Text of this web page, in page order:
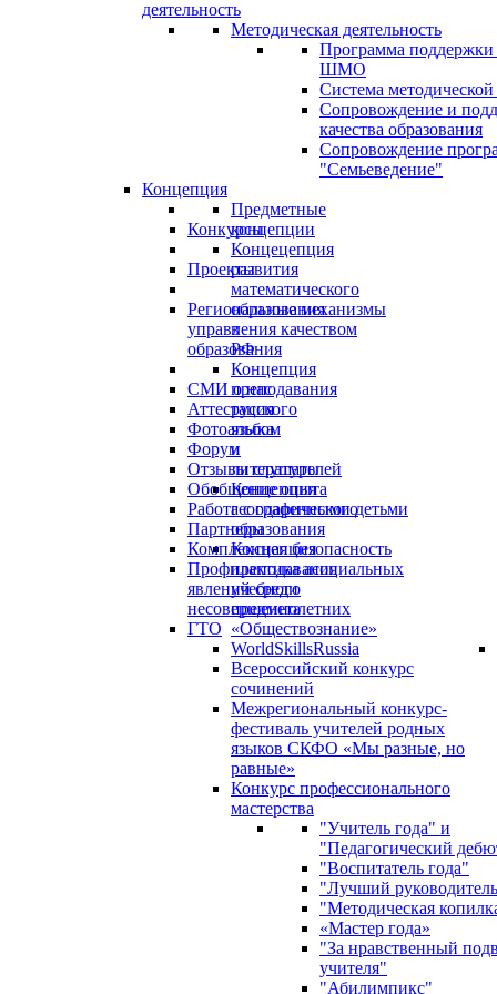
деятельность
Методическая деятельность
Программа
ШМО
Система
Сопровождение и
качества образования
Сопровождение
"Семьеведение"
Концепция
Предметные
концепции
Концецепция
развития
математического
образования
в
РФ
Концепция
преподавания
русского
языка
и
литературы
Концепция
географического
образования
Концепция
преподавания
учебного
предмета
«Обществознание»
Конкурсы
WorldSkillsRussia
Всероссийский конкурс
сочинений
Межрегиональный конкурс-
фестиваль учителей родных
языков СКФО «Мы разные, но
равные»
Конкурс профессионального
мастерства
"Учитель года" и
"Педагогический
"Воспитатель года"
"Лучший
"Методическая
«Мастер года»
"За нравственный
учителя"
"Абилимпикс"
Проекты
Региональные механизмы
управления качеством
образования
СМИ о нас
Аттестация
Фотоальбом
Форум
Отзывы слушателей
Обобщение опыта
Работа с одаренными детьми
Партнеры
Комплексная безопасность
Профилактика асоциальных
явлений среди
несовершеннолетних
ГТО